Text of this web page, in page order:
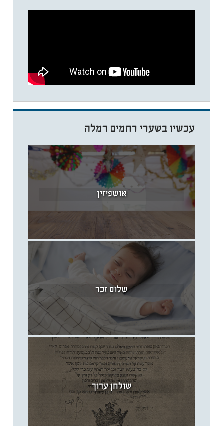
עכשיו בשערי רחמים רמלה
אושפיזין
שלום זכר
שולחן ערוך